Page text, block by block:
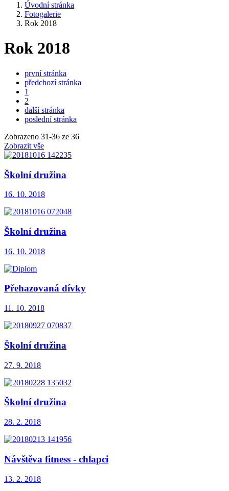
Úvodní stránka
Fotogalerie
Rok 2018
Rok 2018
první stránka
předchozí stránka
1
2
další stránka
poslední stránka
Zobrazeno 31-36 ze 36
Zobrazit vše
Školní družina
16. 10. 2018
Školní družina
16. 10. 2018
Přehazovaná dívky
11. 10. 2018
Školní družina
27. 9. 2018
Školní družina
28. 2. 2018
Návštěva fitness - chlapci
13. 2. 2018